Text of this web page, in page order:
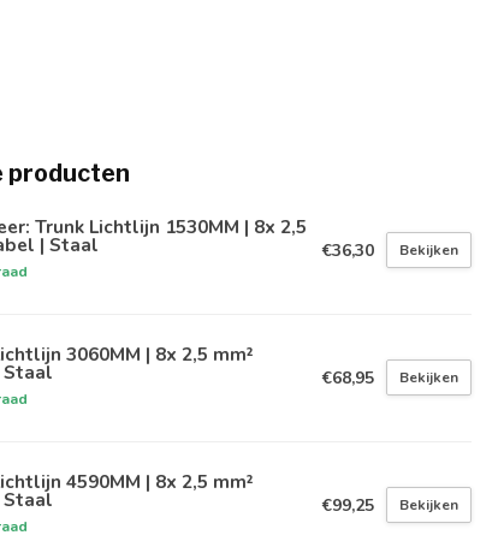
producten
Trunk Lichtlijn 1530MM | 8x 2,5
| Staal €36,30 Bekijken
3060MM | 8x 2,5 mm²
Staal €68,95 Bekijken
4590MM | 8x 2,5 mm²
Staal €99,25 Bekijken